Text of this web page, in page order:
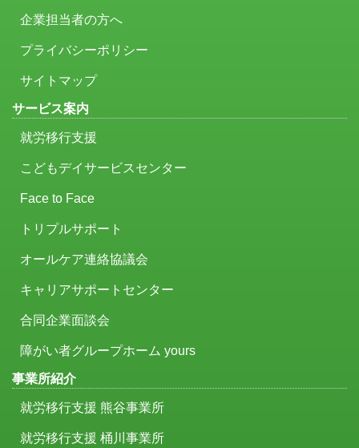
企業担当者の方へ
プライバシーポリシー
サイトマップ
サービス案内
就労移行支援
こどもデイサービスセンター
Face to Face
トリプルサポート
オールケア連絡協議会
キャリアサポートセンター
合同企業面談会
障がい者グループホーム yours
事業所紹介
就労移行支援 熊谷事業所
就労移行支援 桶川事業所